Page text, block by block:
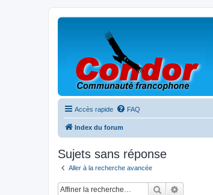
Accès rapide FAQ
Index du forum
Sujets sans réponse
Aller à la recherche avancée
Rechercher